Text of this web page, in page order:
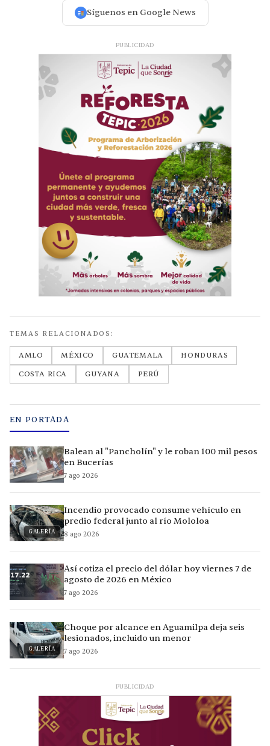
Síguenos en Google News
PUBLICIDAD
TEMAS RELACIONADOS:
AMLO MÉXICO GUATEMALA
HONDURAS
COSTA RICA
GUYANA PERÚ
EN PORTADA
Balean al "Pancholín" y le roban 100 mil pesos
en Bucerías
7 ago 2026
GALERÍA
Incendio provocado consume vehículo en
predio federal junto al río Mololoa
8 ago 2026
Así cotiza el precio del dólar hoy viernes 7 de
agosto de 2026 en México
7 ago 2026
GALERÍA
Choque por alcance en Aguamilpa deja seis
lesionados, incluido un menor
7 ago 2026
PUBLICIDAD